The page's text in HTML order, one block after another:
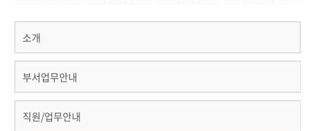
소개
부서업무안내
직원/업무안내